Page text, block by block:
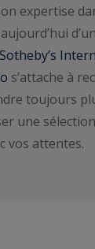
expertise
Sotheby’s
s’attache à
toujours
une
vos attentes.